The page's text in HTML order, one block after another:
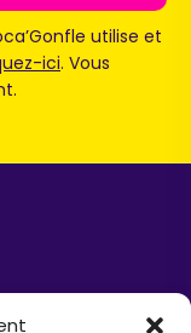
utilise et
ici. Vous